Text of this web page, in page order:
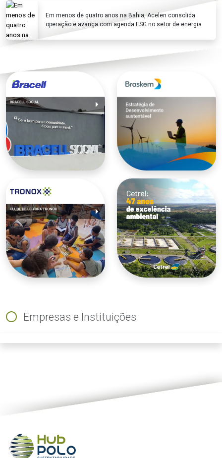
Em menos de quatro anos na Bahia, Acelen consolida
operação e avança com agenda ESG no setor de energia
Empresas e Instituições